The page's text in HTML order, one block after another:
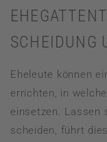
SCHEIDUNG
Eheleute können
errichten, in
einsetzen. Lassen
scheiden, führt